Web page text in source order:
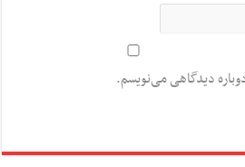
دیدگاهی می‌نویسم.